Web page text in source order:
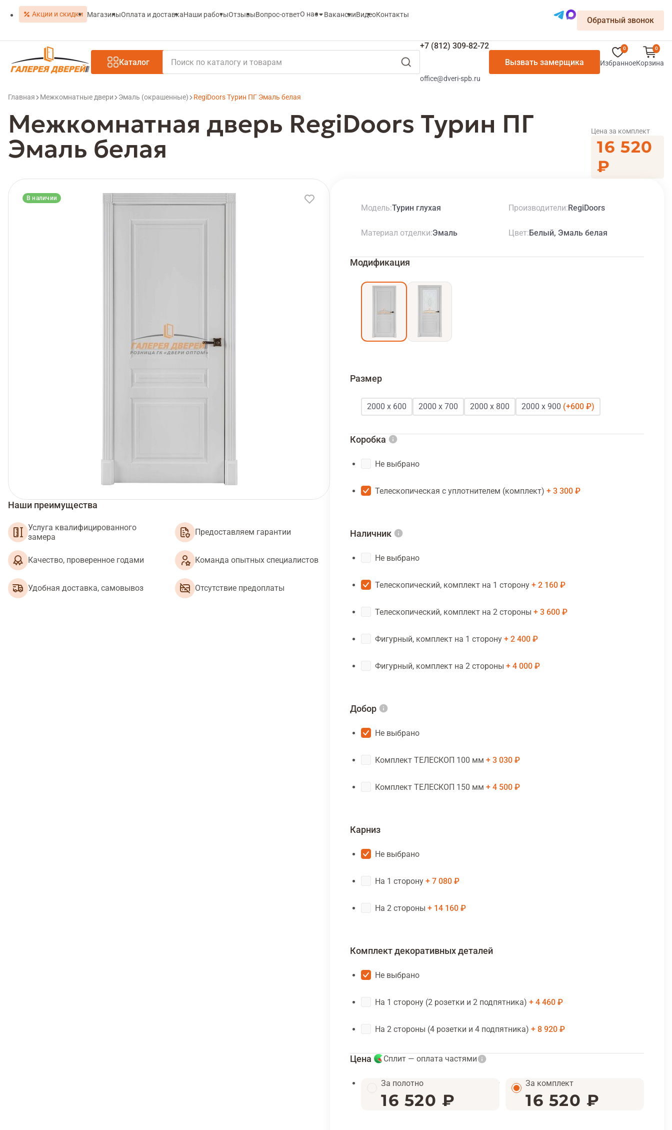
Акции и скидки МагазиныОплата и доставкаНаши работыОтзывыВопрос-ответО нас ВакансииВидеоКонтакты
Обратный звонок
Каталог
+7 (812) 309-82-72
office@dveri-spb.ru
Вызвать замерщика
0
Избранное
0
Корзина
Главная Межкомнатные двери Эмаль (окрашенные) RegiDoors Турин ПГ Эмаль белая
Межкомнатная дверь RegiDoors Турин ПГ
Эмаль белая
Цена за комплект
16 520
₽
В наличии
Наши преимущества
Услуга квалифицированного
замера
Предоставляем гарантии
Качество, проверенное годами Команда опытных специалистов
Удобная доставка, самовывоз Отсутствие предоплаты
Модель Турин глухая Производители RegiDoors
Материал отделки Эмаль Цвет Белый, Эмаль белая
Модификация
Размер
2000 х 600 2000 х 700 2000 х 800 2000 х 900 600 ₽
Коробка
Не выбрано
Телескопическая с уплотнителем (комплект) 3 300 ₽
Наличник
Не выбрано
Телескопический, комплект на 1 сторону 2 160 ₽
Телескопический, комплект на 2 стороны 3 600 ₽
Фигурный, комплект на 1 сторону 2 400 ₽
Фигурный, комплект на 2 стороны 4 000 ₽
Добор
Не выбрано
Комплект ТЕЛЕСКОП 100 мм 3 030 ₽
Комплект ТЕЛЕСКОП 150 мм 4 500 ₽
Карниз
Не выбрано
На 1 сторону 7 080 ₽
На 2 стороны 14 160 ₽
Комплект декоративных деталей
Не выбрано
На 1 сторону (2 розетки и 2 подпятника) 4 460 ₽
На 2 стороны (4 розетки и 4 подпятника) 8 920 ₽
Цена Сплит — оплата частями
За полотно
16 520 ₽
За комплект
16 520 ₽